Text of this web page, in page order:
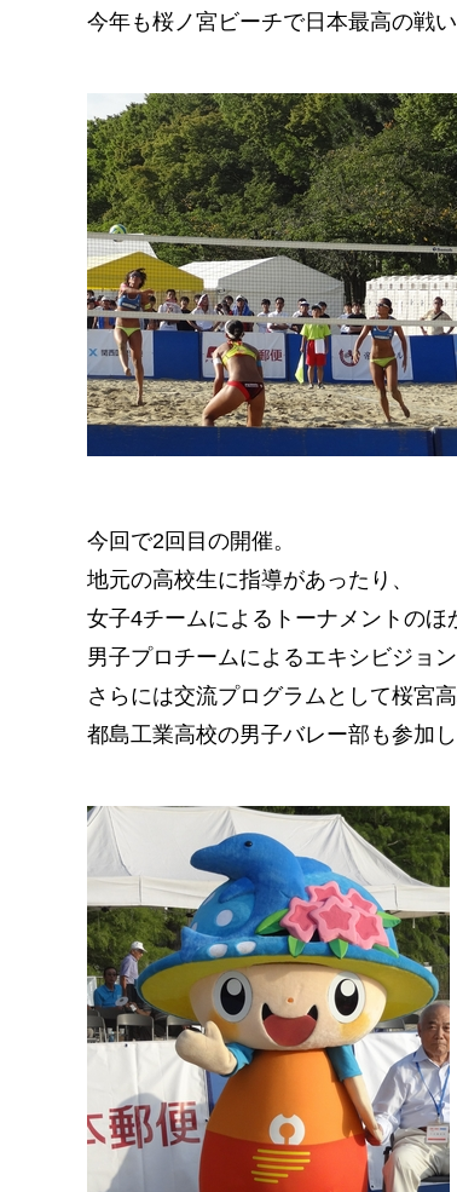
今年も桜ノ宮ビーチで日本最高の戦
今回で2回目の開催。
地元の高校生に指導があったり、
女子4チームによるトーナメントのほ
男子プロチームによるエキシビジョン
さらには交流プログラムとして桜宮
都島工業高校の男子バレー部も参加